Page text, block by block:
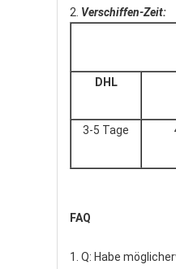
2. Verschiffen-Zeit:
DHL
3-5 Tage
FAQ
1. Q: Habe